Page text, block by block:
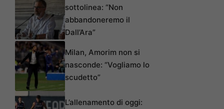
sottolinea: “Non
abbandoneremo il
Dall’Ara”
Milan, Amorim non si
nasconde: “Vogliamo lo
scudetto”
L’allenamento di oggi: